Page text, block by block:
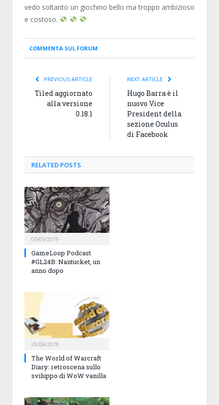
vedo soltanto un giochino bello ma troppo ambizioso
e costoso.
COMMENTA SUL FORUM
PREVIOUS ARTICLE
Tiled aggiornato
alla versione
0.18.1
NEXT ARTICLE
Hugo Barra è il
nuovo Vice
President della
sezione Oculus
di Facebook
RELATED POSTS
05/05/2019
GameLoop Podcast
#GL24B: Nantucket, un
anno dopo
29/08/2018
The World of Warcraft
Diary: retroscena sullo
sviluppo di WoW vanilla